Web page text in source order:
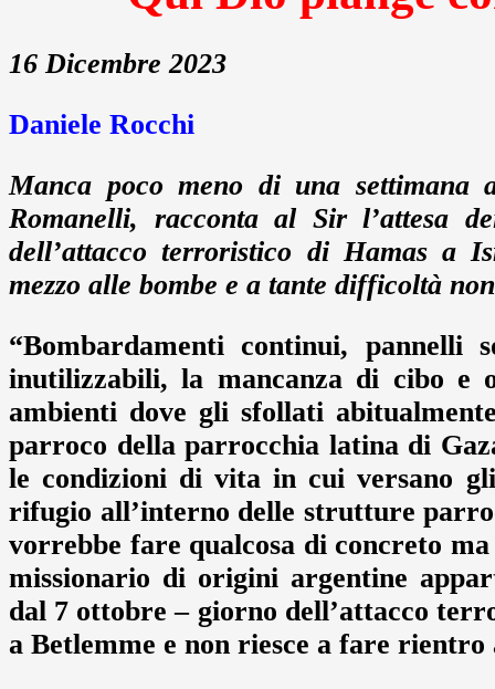
16 Dicembre 2023
Daniele Rocchi
Manca poco meno di una
Romanelli, racconta al Sir l’attesa
dell’attacco terroristico di Hamas a
mezzo alle bombe e a tante difficoltà
“Bombardamenti continui,
inutilizzabili, la mancanza di cibo e
ambienti dove gli sfollati
parroco della parrocchia latina di
le condizioni di vita in cui versano
rifugio all’interno delle strutture
vorrebbe fare qualcosa di concreto
missionario di origini argentine
dal 7 ottobre – giorno dell’attacco
a Betlemme e non riesce a fare rientro